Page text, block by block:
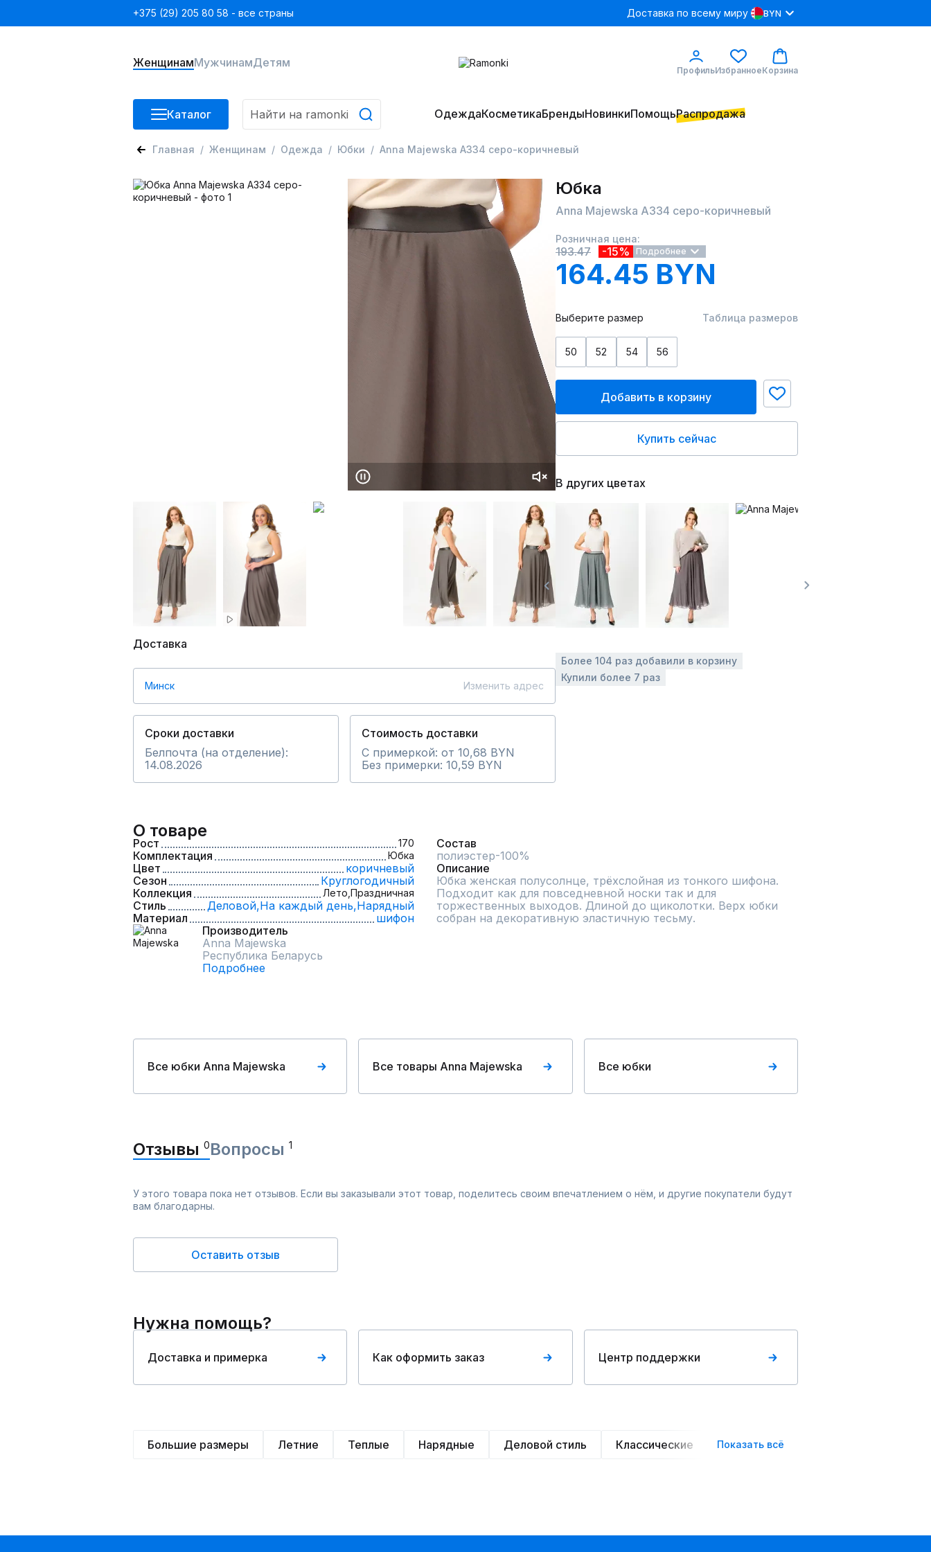
+375 (29) 205 80 58 - все страны Доставка по всему миру BYN
ЖенщинамМужчинамДетям
ПрофильИзбранноеКорзина
Каталог ОдеждаКосметикаБрендыНовинкиПомощьРаспродажа
Главная Женщинам Одежда Юбки Anna Majewska А334 серо-коричневый
Доставка
Минск Изменить адрес
Сроки доставки
Белпочта (на отделение):
14.08.2026
Стоимость доставки
С примеркой: от 10,68 BYN
Без примерки: 10,59 BYN
Юбка
Anna Majewska А334 серо-коричневый
Розничная цена:
193.47 -15% Подробнее
164.45 BYN
Выберите размер Таблица размеров
50 52 54 56
Добавить в корзину
Купить сейчас
В других цветах
Более 104 раз добавили в корзину
Купили более 7 раз
О товаре
Рост 170
Комплектация Юбка
Цвет
коричневый
Сезон
Круглогодичный
Коллекция
Лето, Праздничная
Стиль Деловой,На каждый день,Нарядный
Материал
шифон
Производитель
Anna Majewska
Республика Беларусь
Подробнее
Состав
полиэстер-100%
Описание
Юбка женская полусолнце, трёхслойная из тонкого шифона.
Подходит как для повседневной носки так и для
торжественных выходов. Длиной до щиколотки. Верх юбки
собран на декоративную эластичную тесьму.
Все юбки Anna Majewska Все товары Anna Majewska Все юбки
Отзывы 0Вопросы 1
У этого товара пока нет отзывов. Если вы заказывали этот товар, поделитесь своим впечатлением о нём, и другие покупатели будут
вам благодарны.
Оставить отзыв
Нужна помощь?
Доставка и примерка Как оформить заказ Центр поддержки
Большие размеры Летние Теплые Нарядные Деловой стиль Классические Пышные
Показать всё